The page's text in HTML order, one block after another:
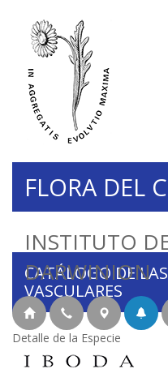
INSTITUTO
DARWINION
FLORA DEL
CATÁLOGO DE
VASCULARES
Detalle de la Especie